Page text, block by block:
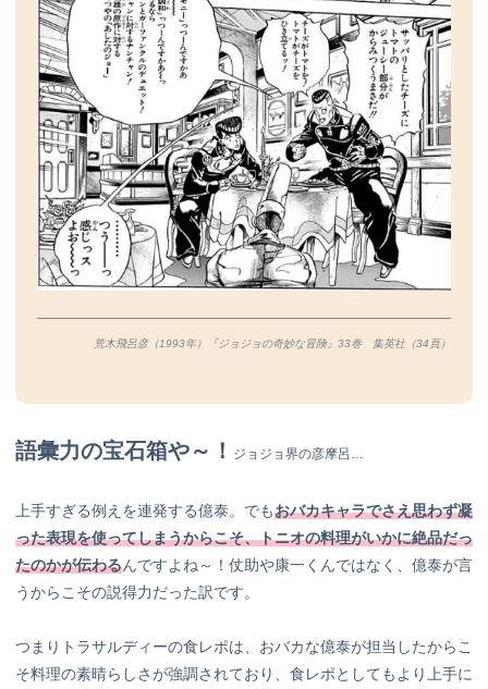
荒木飛呂彦（1993年）『ジョジョの奇妙な冒険』33巻 集英社（34 頁）
語彙力の宝石箱や～！ ジョジョ界の彦摩呂…
上手すぎる例えを連発する億泰。でもおバカキャラでさえ思わず凝
った表現を使ってしまうからこそ、トニオの料理がいかに絶品だっ
たのかが伝わるんですよね～！仗助や康一くんではなく、億泰が言
うからこその説得力だった訳です。
つまりトラサルディーの食レポは、おバカな億泰が担当したからこ
そ料理の素晴らしさが強調されており、食レポとしてもより上手に